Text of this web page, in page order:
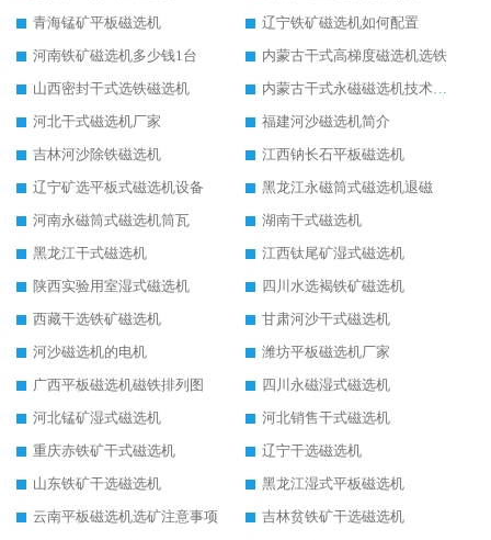
青海锰矿平板磁选机
辽宁铁矿磁选机如何配置
河南铁矿磁选机多少钱1台
内蒙古干式高梯度磁选机选铁
山西密封干式选铁磁选机
内蒙古干式永磁磁选机技术要求
河北干式磁选机厂家
福建河沙磁选机简介
吉林河沙除铁磁选机
江西钠长石平板磁选机
辽宁矿选平板式磁选机设备
黑龙江永磁筒式磁选机退磁
河南永磁筒式磁选机筒瓦
湖南干式磁选机
黑龙江干式磁选机
江西钛尾矿湿式磁选机
陕西实验用室湿式磁选机
四川水选褐铁矿磁选机
西藏干选铁矿磁选机
甘肃河沙干式磁选机
河沙磁选机的电机
潍坊平板磁选机厂家
广西平板磁选机磁铁排列图
四川永磁湿式磁选机
河北锰矿湿式磁选机
河北销售干式磁选机
重庆赤铁矿干式磁选机
辽宁干选磁选机
山东铁矿干选磁选机
黑龙江湿式平板磁选机
云南平板磁选机选矿注意事项
吉林贫铁矿干选磁选机